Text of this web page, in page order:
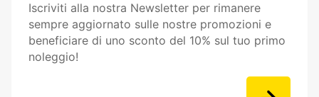
Iscriviti alla nostra Newsletter per rimanere
sempre aggiornato sulle nostre promozioni e
beneficiare di uno sconto del 10% sul tuo primo
noleggio!